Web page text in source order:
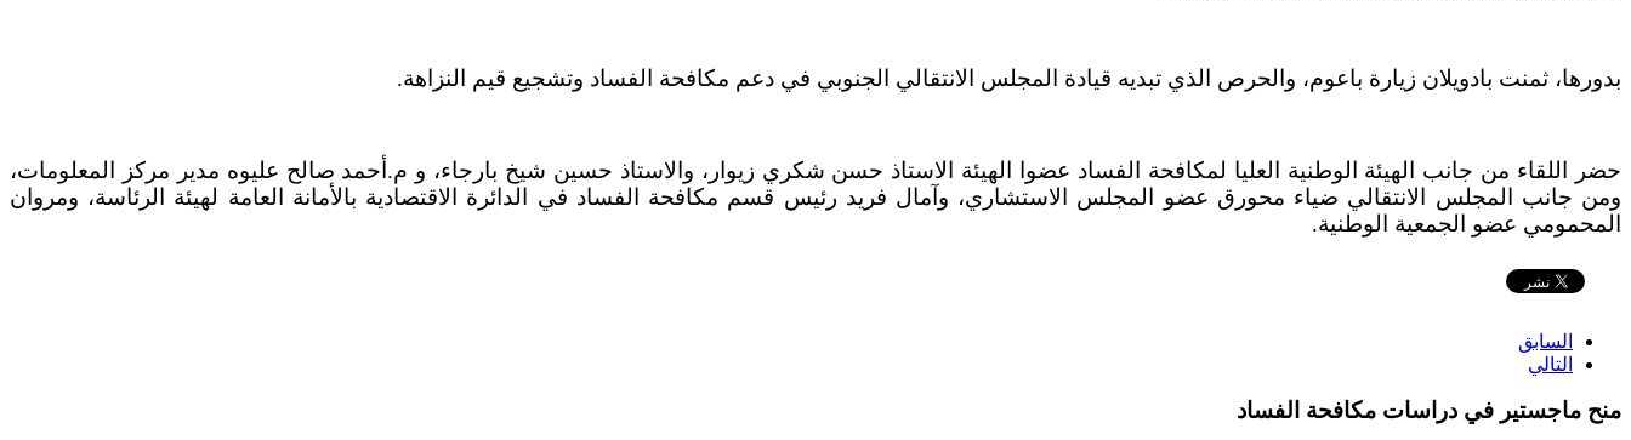
بدورها، ثمنت بادويلان زيارة باعوم، والحرص الذي تبديه قيادة المجلس الانتقالي الجنوبي في دعم مكافحة الفساد وتشجيع قيم النزاهة.
حضر اللقاء من جانب الهيئة الوطنية العليا لمكافحة الفساد عضوا الهيئة الاستاذ حسن شكري زيوار، والاستاذ حسين شيخ بارجاء، و م.أحمد صالح عليوه مدير مركز المعلومات،
ومن جانب المجلس الانتقالي ضياء محورق عضو المجلس الاستشاري، وآمال فريد رئيس قسم مكافحة الفساد في الدائرة الاقتصادية بالأمانة العامة لهيئة الرئاسة، ومروان
المحمومي عضو الجمعية الوطنية.
السابق
التالي
منح ماجستير في دراسات مكافحة الفساد